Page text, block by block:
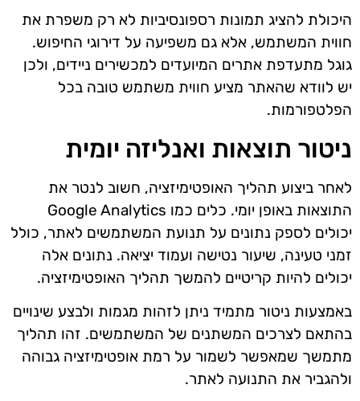
היכולת להציג תמונות רספונסיביות לא רק משפרת את
חווית המשתמש, אלא גם משפיעה על דירוגי החיפוש.
גוגל מתעדפת אתרים המיועדים למכשירים ניידים, ולכן
יש לוודא שהאתר מציע חווית משתמש טובה בכל
הפלטפורמות.
ניטור תוצאות ואנליזה יומית
לאחר ביצוע תהליך האופטימיזציה, חשוב לנטר את
התוצאות באופן יומי. כלים כמו Google Analytics
יכולים לספק נתונים על תנועת המשתמשים לאתר, כולל
זמני טעינה, שיעור נטישה ועמוד יציאה. נתונים אלה
יכולים להיות קריטיים להמשך תהליך האופטימיזציה.
באמצעות ניטור מתמיד ניתן לזהות מגמות ולבצע שינויים
בהתאם לצרכים המשתנים של המשתמשים. זהו תהליך
מתמשך שמאפשר לשמור על רמת אופטימיזציה גבוהה
ולהגביר את התנועה לאתר.